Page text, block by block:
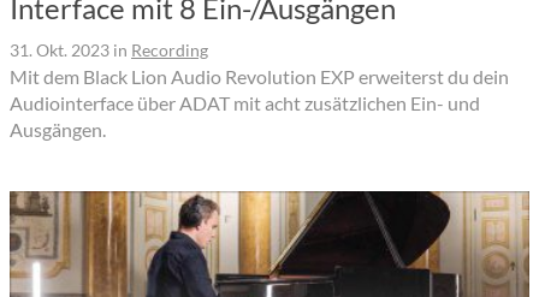
Interface mit 8 Ein-/Ausgängen
31. Okt. 2023 in Recording
Mit dem Black Lion Audio Revolution EXP erweiterst du dein
Audiointerface über ADAT mit acht zusätzlichen Ein- und
Ausgängen.